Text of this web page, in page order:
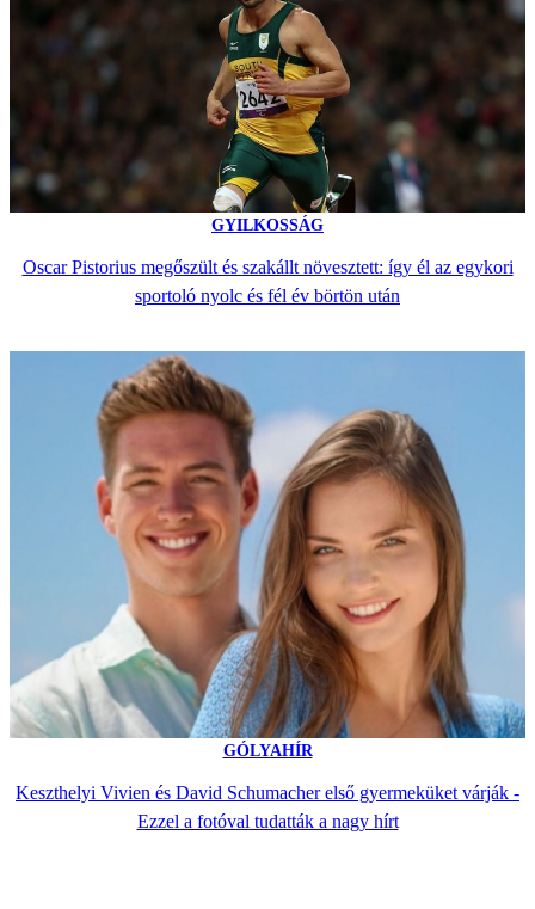
GYILKOSSÁG
Oscar Pistorius megőszült és szakállt növesztett: így él az egykori
sportoló nyolc és fél év börtön után
GÓLYAHÍR
Keszthelyi Vivien és David Schumacher első gyermeküket várják -
Ezzel a fotóval tudatták a nagy hírt